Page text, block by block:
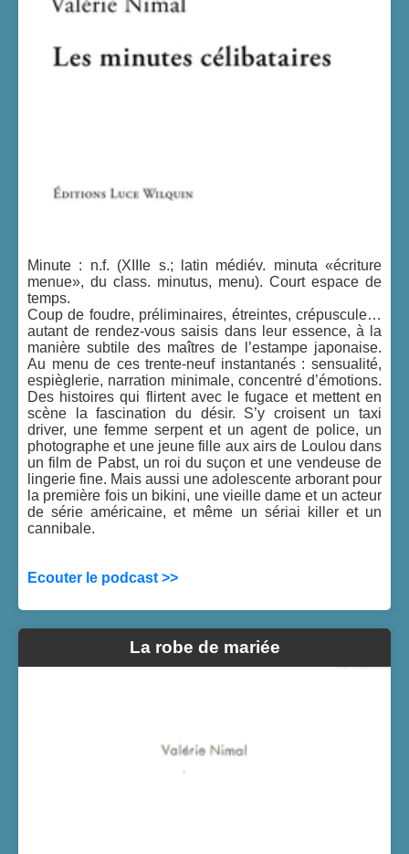
Minute : n.f. (XIIIe s.; latin médiév. minuta «écriture
menue», du class. minutus, menu). Court espace de
temps.
Coup de foudre, préliminaires, étreintes, crépuscule…
autant de rendez-vous saisis dans leur essence, à la
manière subtile des maîtres de l’estampe japonaise.
Au menu de ces trente-neuf instantanés : sensualité,
espièglerie, narration minimale, concentré d’émotions.
Des histoires qui flirtent avec le fugace et mettent en
scène la fascination du désir. S’y croisent un taxi
driver, une femme serpent et un agent de police, un
photographe et une jeune fille aux airs de Loulou dans
un film de Pabst, un roi du suçon et une vendeuse de
lingerie fine. Mais aussi une adolescente arborant pour
la première fois un bikini, une vieille dame et un acteur
de série américaine, et même un sériai killer et un
cannibale.
Ecouter le podcast >>
La robe de mariée